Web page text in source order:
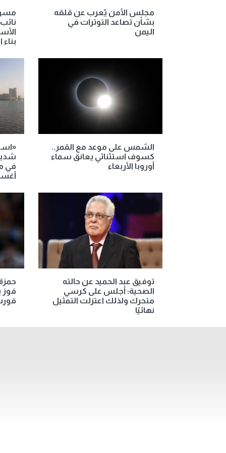
مجلس الأمن يُعرب عن قلقه
بشأن تصاعد التوترات في
اليمن
الشمس على موعد مع القمر..
كسوف استثنائي يعانق سماء
أوروبا الأربعاء
توفيق عبد الحميد عن حالته
الصحية: أجلس على كرسي
متحرك ولذلك اعتزلت التمثيل
نهائيًا
فوز